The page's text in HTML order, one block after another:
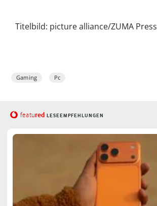
Titelbild: picture alliance/ZUMA Press
Gaming Pc
featured LESEEMPFEHLUNGEN